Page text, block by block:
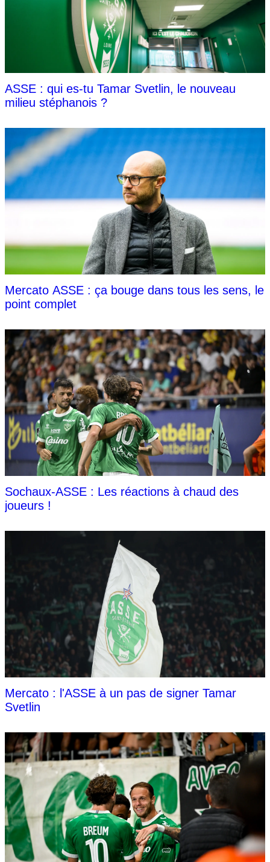
ASSE : qui es-tu Tamar Svetlin, le nouveau
milieu stéphanois ?
Mercato ASSE : ça bouge dans tous les sens, le
point complet
Sochaux-ASSE : Les réactions à chaud des
joueurs !
Mercato : l'ASSE à un pas de signer Tamar
Svetlin